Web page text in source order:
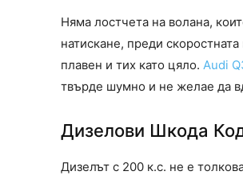
Няма лостчета на волана,
натискане, преди
плавен и тих като цяло. Audi
твърде шумно и не желае да
Дизелови Шкода
Дизелът с 200 к.с. не е